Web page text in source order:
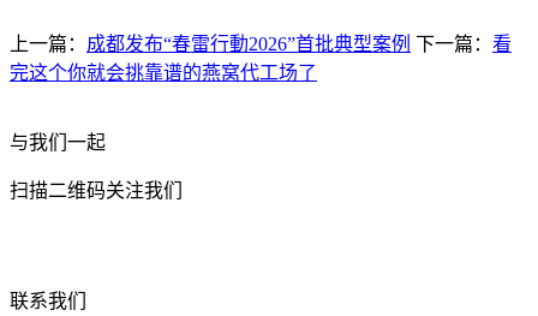
上一篇： 成都发布“春雷行動2026”首批典型案例 下一篇： 看
完这个你就会挑靠谱的燕窝代工场了
与我们一起
扫描二维码关注我们
联系我们